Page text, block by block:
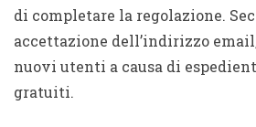
di completare la regolazione.
accettazione dell’indirizzo
nuovi utenti a causa di
gratuiti.